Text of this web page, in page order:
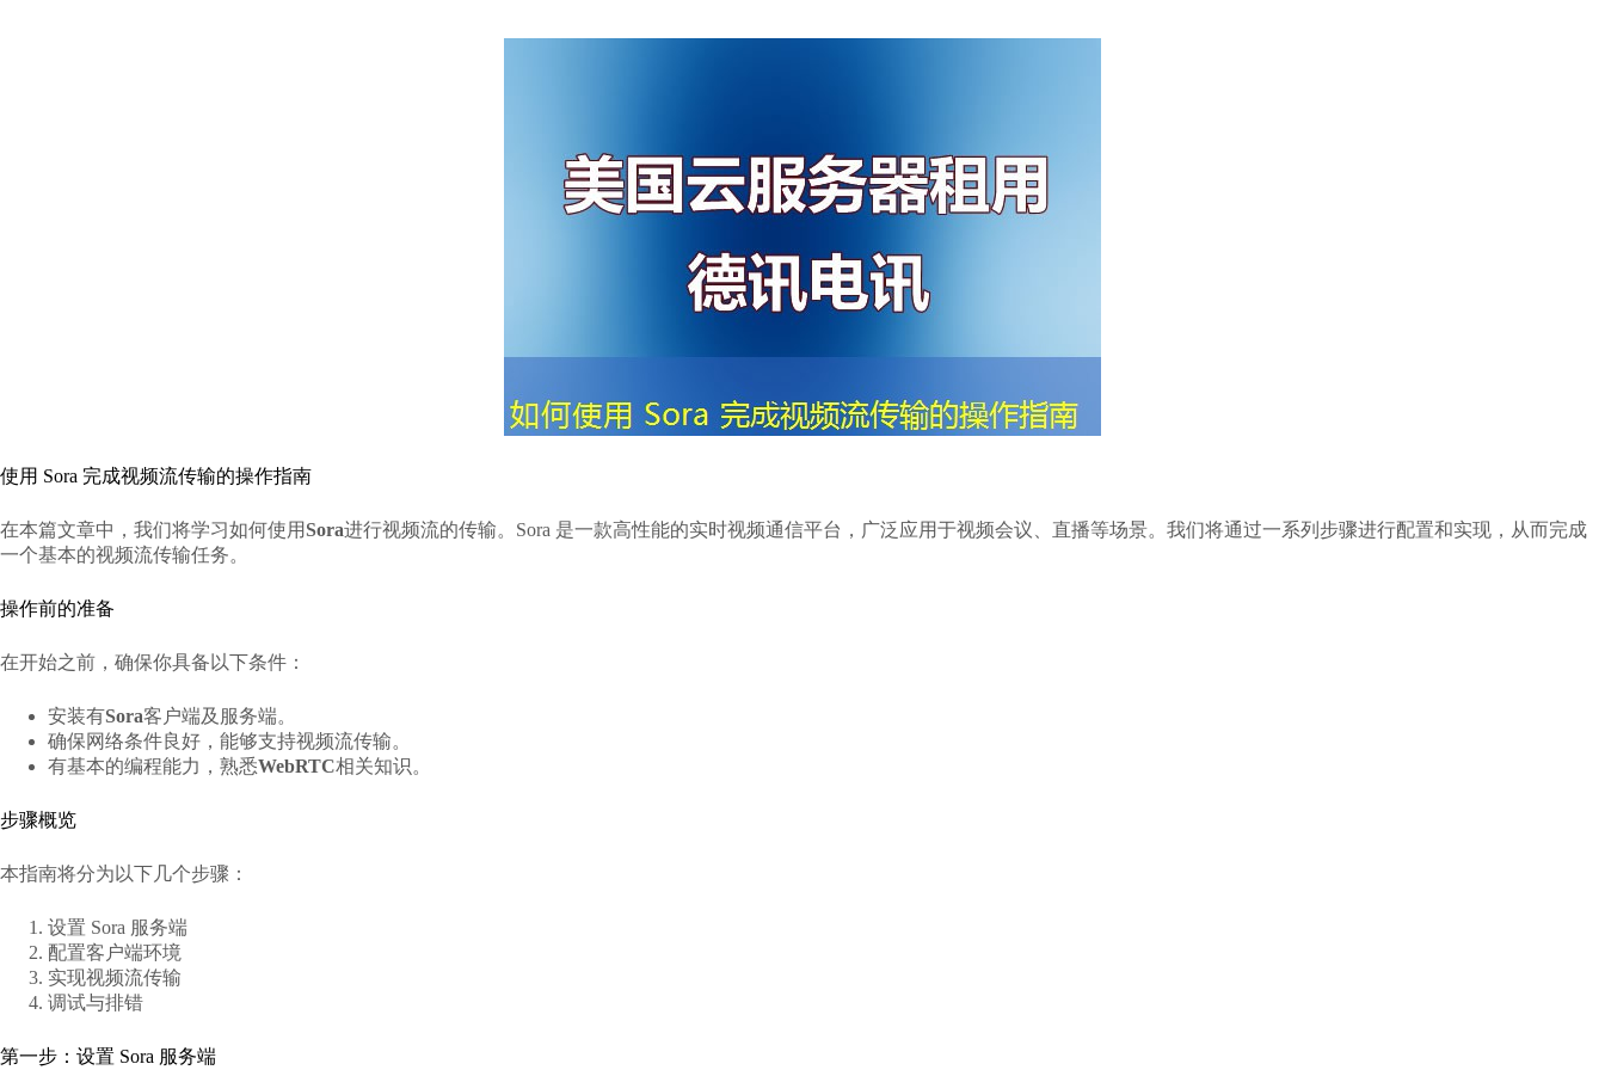
使用 Sora 完成视频流传输的操作指南
在本篇文章中，我们将学习如何使用 Sora进行视频流的传输。Sora 是一款高性能的实时视频通信平台，广泛应用于视频会议、直播等场景。我们将通过一系列步骤进行配置和实现，从而完成
一个基本的视频流传输任务。
操作前的准备
在开始之前，确保你具备以下条件：
安装有Sora客户端及服务端。
确保网络条件良好，能够支持视频流传输。
有基本的编程能力，熟悉WebRTC相关知识。
步骤概览
本指南将分为以下几个步骤：
设置 Sora 服务端
配置客户端环境
实现视频流传输
调试与排错
第一步：设置 Sora 服务端